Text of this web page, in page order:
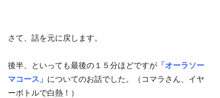
さて、話を元に戻します。
後半、といっても最後の１５分ほどですが 「オーラソー
マコース」 についてのお話でした。（コマラさん、イヤ
ーボトルで白熱！）